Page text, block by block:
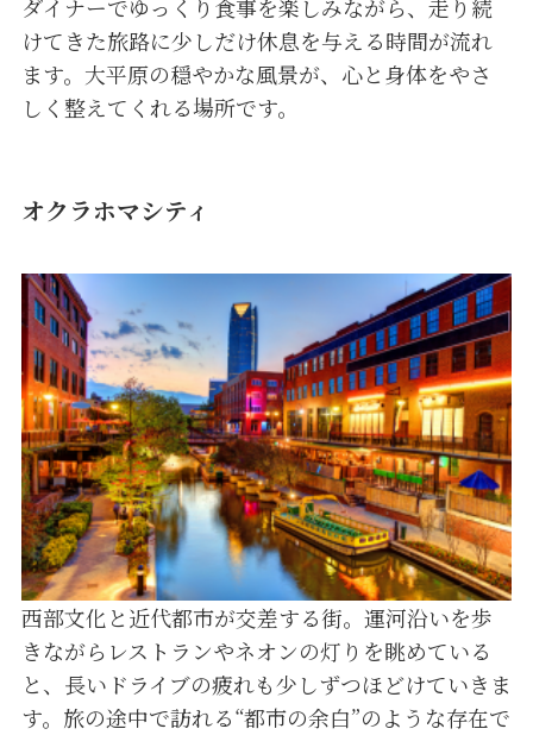
ダイナーでゆっくり食事を楽しみながら、走り続
けてきた旅路に少しだけ休息を与える時間が流れ
ます。大平原の穏やかな風景が、心と身体をやさ
しく整えてくれる場所です。
オクラホマシティ
西部文化と近代都市が交差する街。運河沿いを歩
きながらレストランやネオンの灯りを眺めている
と、長いドライブの疲れも少しずつほどけていきま
す。旅の途中で訪れる“都市の余白”のような存在で